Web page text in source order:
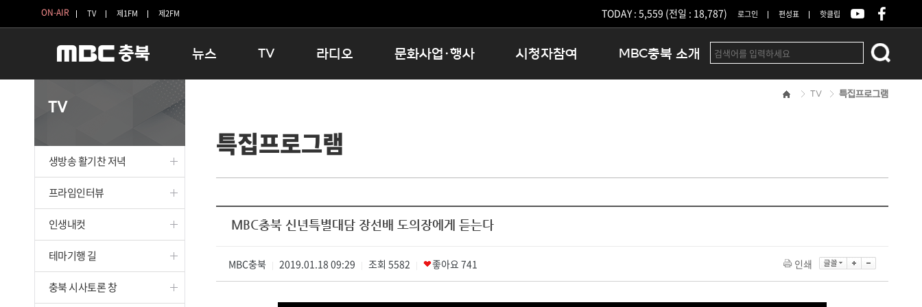
ON-AIR TV 제1FM 제2FM TODAY : 5,559 (전일 : 18,787) 로그인 편성표 핫클립
뉴스
보은
옥천
TV
인생내컷
테마기행 길
시청자 FLEX
특집프로그램
종영프로그램
라디오
16:00 완벽한 하루
우리 고향, 부탁해!
문화사업·행사
충청북도 음식문화페스타
청원생명쌀 대청호마라톤
로컬 콘텐츠 Hub
문화행사 아카이빙
시청자참여 MBC충북 소개
오시는길
TV
생방송 활기찬 저녁
프라임인터뷰
인생내컷
테마기행 길
충북 시사토론 창
TV 특집프로그램
특집프로그램
MBC충북 신년특별대담 장선배 도의장에게 듣는다
MBC충북 2019.01.18 09:29 조회 5582 좋아요741 인쇄